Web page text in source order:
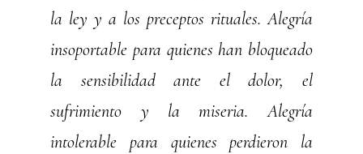
la ley y a los preceptos rituales. Alegría
insoportable para quienes han bloqueado
la sensibilidad ante el dolor, el
sufrimiento y la miseria. Alegría
intolerable para quienes perdieron la